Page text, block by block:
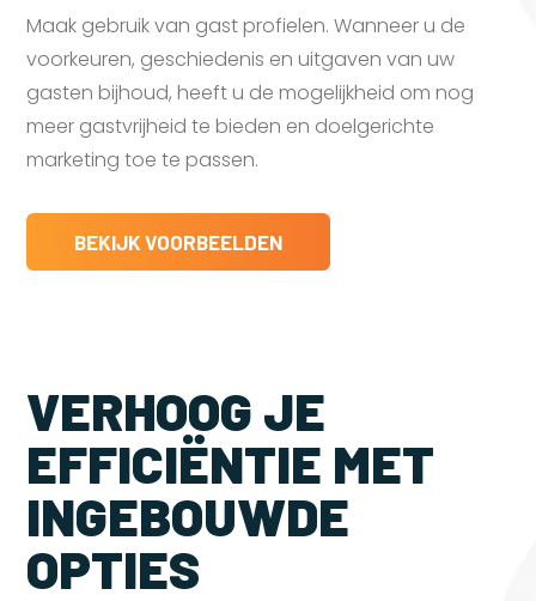
Maak gebruik van gast profielen. Wanneer u de
voorkeuren, geschiedenis en uitgaven van uw
gasten bijhoud, heeft u de mogelijkheid om nog
meer gastvrijheid te bieden en doelgerichte
marketing toe te passen.
BEKIJK VOORBEELDEN
VERHOOG JE
EFFICIËNTIE MET
INGEBOUWDE
OPTIES